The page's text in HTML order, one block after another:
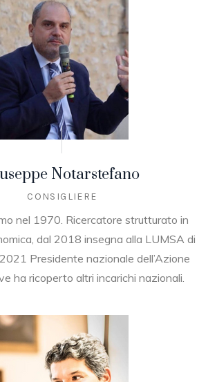
Notarstefano
CONSIGLIERE
nel 1970. Ricercatore strutturato in
dal 2018 insegna alla LUMSA di
Presidente nazionale dell’Azione
ha ricoperto altri incarichi nazionali.